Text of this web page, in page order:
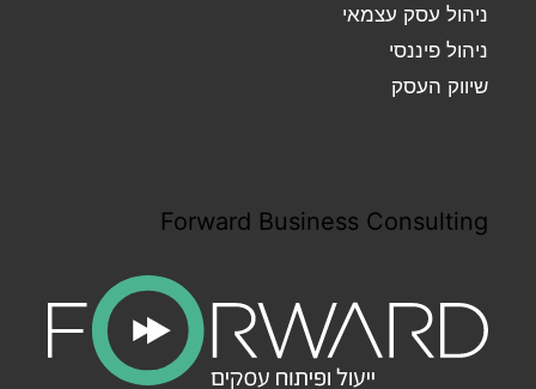
ניהול עסק עצמאי
ניהול פיננסי
שיווק העסק
Forward Business Consulting